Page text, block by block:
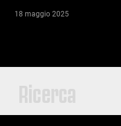
18 maggio 2025